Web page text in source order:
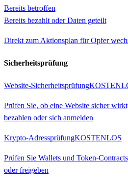
Bereits betroffen
Bereits bezahlt oder Daten geteilt
Direkt zum Aktionsplan für Opfer
Sicherheitsprüfung
Website-Sicherheitsprüfung
Prüfen Sie, ob eine Website sicher
bezahlen oder sich anmelden
Krypto-AdressprüfungKOSTENLOS
Prüfen Sie Wallets und Token-
oder freigeben